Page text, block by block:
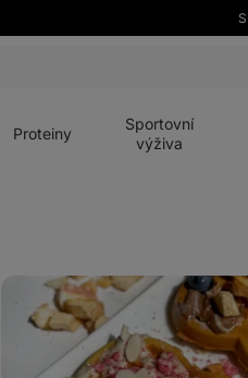
Proteiny
Sportovní
výživa